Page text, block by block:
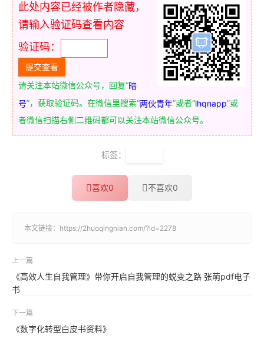
此处内容已经被作者隐藏，
请输入验证码查看内容
验证码：
请关注本站微信公众号，回复“暗
号”，获取验证码。在微信里搜索“两伙青年”或者“lhqnapp”或
者微信扫描右侧二维码都可以关注本站微信公众号。
标签：
喜欢0 不喜欢0
本文链接： https://2huoqingnian.com/?id=2278
上一篇
《高效人生自我管理》带你开启自我管理的蜕变之路 张萌pdf电子
书
下一篇
《数字化转型白皮书资料》